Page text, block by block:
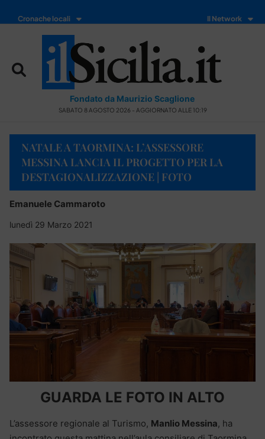
Cronache locali Il Network
Fondato da Maurizio Scaglione
SABATO 8 AGOSTO 2026 - AGGIORNATO ALLE 10:19
NATALE A TAORMINA: L’ASSESSORE
MESSINA LANCIA IL PROGETTO PER LA
DESTAGIONALIZZAZIONE | FOTO
Emanuele Cammaroto
lunedì 29 Marzo 2021
GUARDA LE FOTO IN ALTO
L’assessore regionale al Turismo, Manlio Messina, ha